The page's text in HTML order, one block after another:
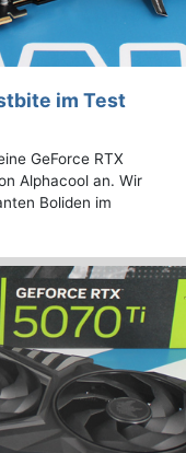
im Test
GeForce RTX
Alphacool an. Wir
Boliden im